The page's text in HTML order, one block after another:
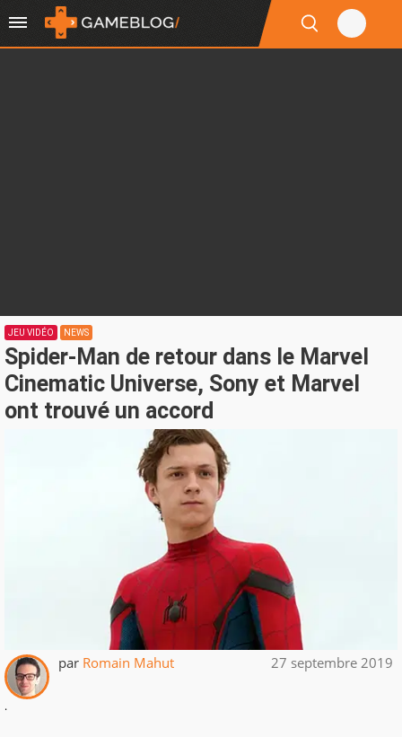
JEU VIDÉO NEWS
Spider-Man de retour dans le Marvel
Cinematic Universe, Sony et Marvel
ont trouvé un accord
par Romain Mahut 27 septembre 2019
.